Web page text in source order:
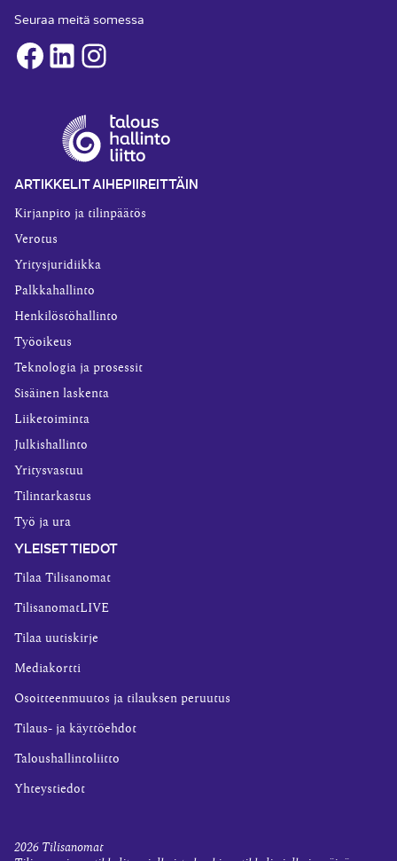
Seuraa meitä somessa
Facebook
LinkedInInstagram
ARTIKKELIT AIHEPIIREITTÄIN
Kirjanpito ja tilinpäätös
Verotus
Yritysjuridiikka
Palkkahallinto
Henkilöstöhallinto
Työoikeus
Teknologia ja prosessit
Sisäinen laskenta
Liiketoiminta
Julkishallinto
Yritysvastuu
Tilintarkastus
Työ ja ura
YLEISET TIEDOT
Tilaa Tilisanomat
TilisanomatLIVE
Tilaa uutiskirje
Mediakortti
Osoitteenmuutos ja tilauksen peruutus
Tilaus- ja käyttöehdot
Taloushallintoliitto
Yhteystiedot
2026 Tilisanomat